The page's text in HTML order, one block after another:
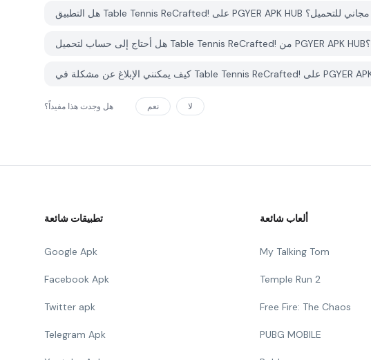
هل التطبيق Table Tennis ReCrafted! على PGYER APK HUB مجاني للتحميل؟
هل أحتاج إلى حساب لتحميل Table Tennis ReCrafted! من PGYER APK HUB؟
هل وجدت هذا مفيداً؟ نعم لا
تطبيقات شائعة
Google Apk
Facebook Apk
Twitter apk
Telegram Apk
ألعاب شائعة
My Talking Tom
Temple Run 2
Free Fire: The Chaos
PUBG MOBILE